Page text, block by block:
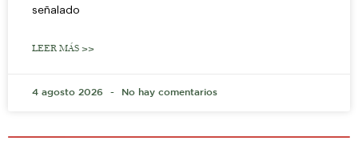
señalado
LEER MÁS >>
4 agosto 2026 No hay comentarios